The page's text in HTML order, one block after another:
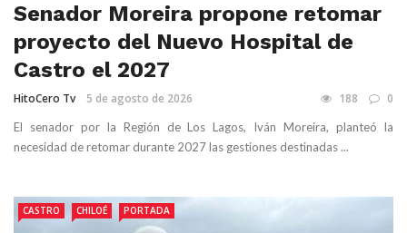
Senador Moreira propone retomar
proyecto del Nuevo Hospital de
Castro el 2027
HitoCero Tv 5 de agosto de 2026 188 0
El senador por la Región de Los Lagos, Iván Moreira, planteó la
necesidad de retomar durante 2027 las gestiones destinadas ...
CASTRO CHILOÉ PORTADA